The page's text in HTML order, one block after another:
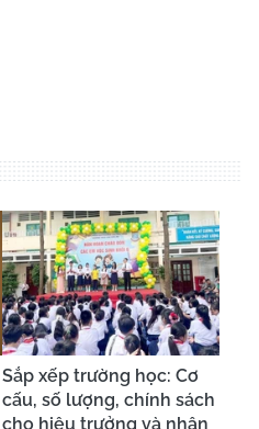
Sắp xếp trường học: Cơ
cấu, số lượng, chính sách
cho hiệu trưởng và nhân